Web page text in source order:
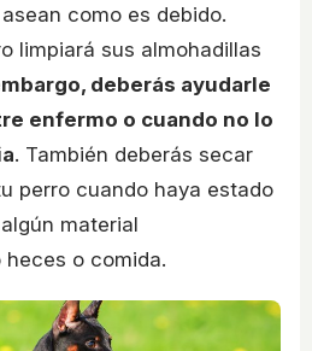
como es debido.
limpiará sus almohadillas
deberás ayudarle
enfermo o cuando no lo
. También deberás secar
perro cuando haya estado
material
o comida.